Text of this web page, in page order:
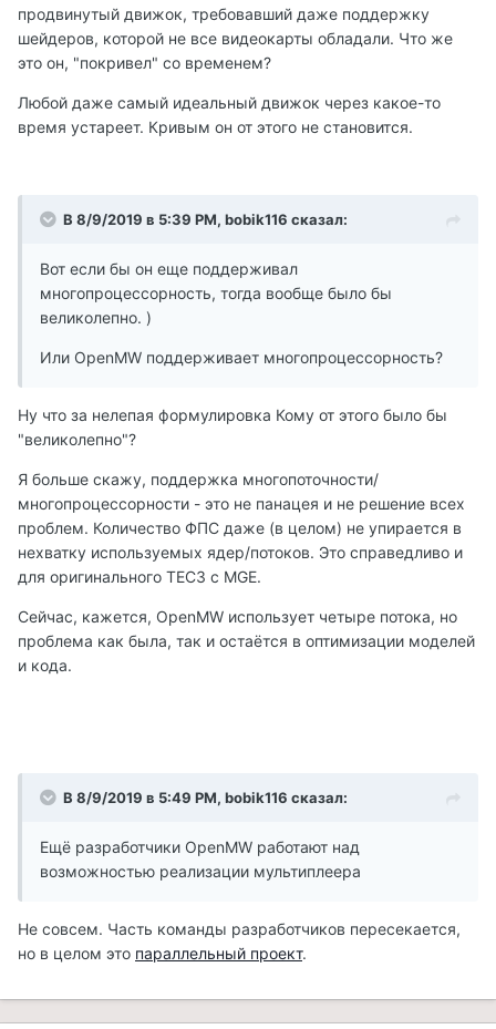
продвинутый движок, требовавший даже поддержку
шейдеров, которой не все видеокарты обладали. Что же
это он, "покривел" со временем?
Любой даже самый идеальный движок через какое-то
время устареет. Кривым он от этого не становится.
В 8/9/2019 в 5:39 PM, bobik116 сказал:
Вот если бы он еще поддерживал
многопроцессорность, тогда вообще было бы
великолепно. )
Или OpenMW поддерживает многопроцессорность?
Ну что за нелепая формулировка Кому от этого было бы
"великолепно"?
Я больше скажу, поддержка многопоточности/
многопроцессорности - это не панацея и не решение всех
проблем. Количество ФПС даже (в целом) не упирается в
нехватку используемых ядер/потоков. Это справедливо и
для оригинального ТЕС3 с MGE.
Сейчас, кажется, OpenMW использует четыре потока, но
проблема как была, так и остаётся в оптимизации моделей
и кода.
В 8/9/2019 в 5:49 PM, bobik116 сказал:
Ещё разработчики OpenMW работают над
возможностью реализации мультиплеера
Не совсем. Часть команды разработчиков пересекается,
но в целом это параллельный проект.